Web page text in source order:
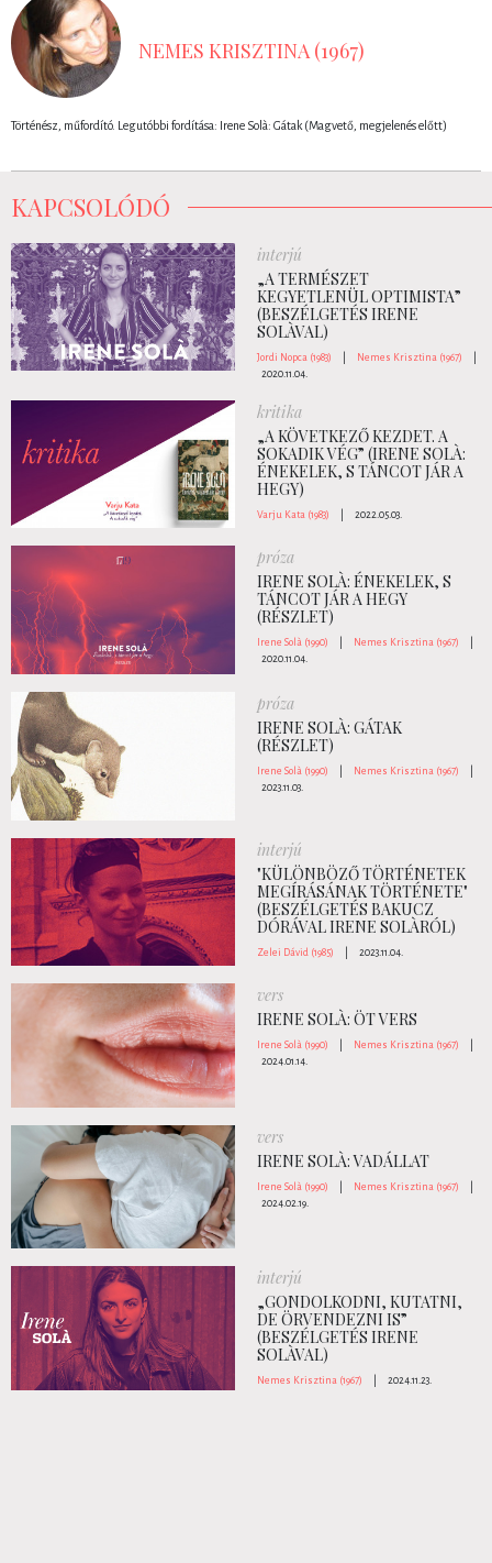
NEMES KRISZTINA (1967)
Történész, műfordító. Legutóbbi fordítása: Irene Solà: Gátak (Magvető, megjelenés előtt)
KAPCSOLÓDÓ
interjú
„A TERMÉSZET
KEGYETLENÜL OPTIMISTA”
(BESZÉLGETÉS IRENE
SOLÀVAL)
Jordi Nopca (1983) Nemes Krisztina (1967)
2020.11.04.
kritika
„A KÖVETKEZŐ KEZDET. A
SOKADIK VÉG” (IRENE SOLÀ:
ÉNEKELEK, S TÁNCOT JÁR A
HEGY)
Varju Kata (1983) 2022.05.03.
próza
IRENE SOLÀ: ÉNEKELEK, S
TÁNCOT JÁR A HEGY
(RÉSZLET)
Irene Solà (1990) Nemes Krisztina (1967)
2020.11.04.
próza
IRENE SOLÀ: GÁTAK
(RÉSZLET)
Irene Solà (1990) Nemes Krisztina (1967)
2023.11.03.
interjú
"KÜLÖNBÖZŐ TÖRTÉNETEK
MEGÍRÁSÁNAK TÖRTÉNETE"
(BESZÉLGETÉS BAKUCZ
DÓRÁVAL IRENE SOLÀRÓL)
Zelei Dávid (1985) 2023.11.04.
vers
IRENE SOLÀ: ÖT VERS
Irene Solà (1990) Nemes Krisztina (1967)
2024.01.14.
vers
IRENE SOLÀ: VADÁLLAT
Irene Solà (1990) Nemes Krisztina (1967)
2024.02.19.
interjú
„GONDOLKODNI, KUTATNI,
DE ÖRVENDEZNI IS”
(BESZÉLGETÉS IRENE
SOLÀVAL)
Nemes Krisztina (1967) 2024.11.23.